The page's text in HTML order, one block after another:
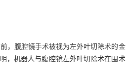
，腹腔镜手术被视为左外叶切除术的金
，机器人与腹腔镜左外叶切除术在围术